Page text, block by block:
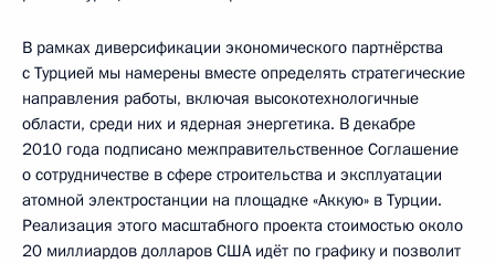
В рамках диверсификации экономического партнёрства
с Турцией мы намерены вместе определять стратегические
направления работы, включая высокотехнологичные
области, среди них и ядерная энергетика. В декабре
2010 года подписано межправительственное Соглашение
о сотрудничестве в сфере строительства и эксплуатации
атомной электростанции на площадке «Аккую» в Турции.
Реализация этого масштабного проекта стоимостью около
20 миллиардов долларов США идёт по графику и позволит